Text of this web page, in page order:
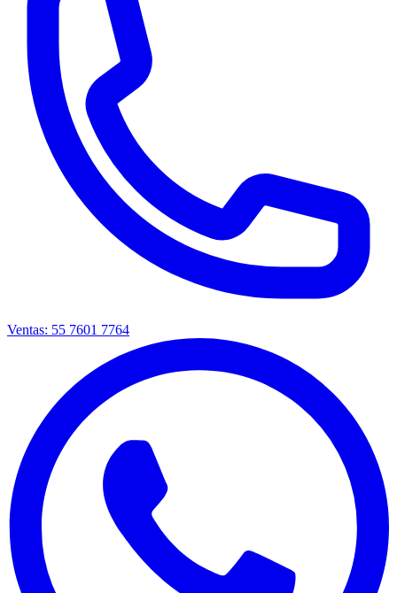
Ventas: 55 7601 7764